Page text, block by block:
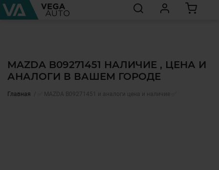
MAZDA B09271451 НАЛИЧИЕ , ЦЕНА И
АНАЛОГИ В ВАШЕМ ГОРОДЕ
Главная ✅ MAZDA B09271451 и аналоги цена и наличие ✅